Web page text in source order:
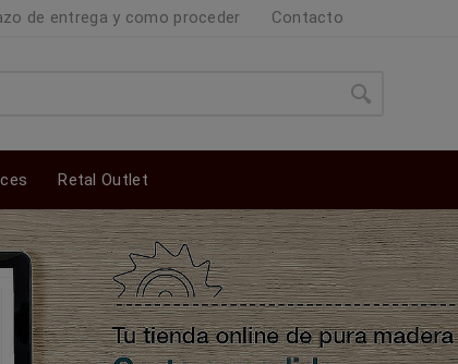
de entrega y como proceder Contacto
Retal Outlet